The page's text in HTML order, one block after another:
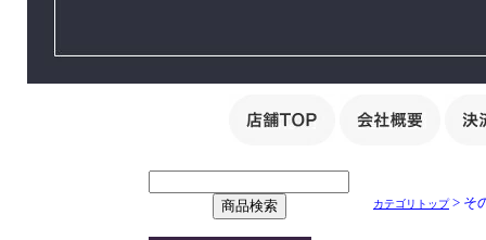
カテゴリトップ> そ